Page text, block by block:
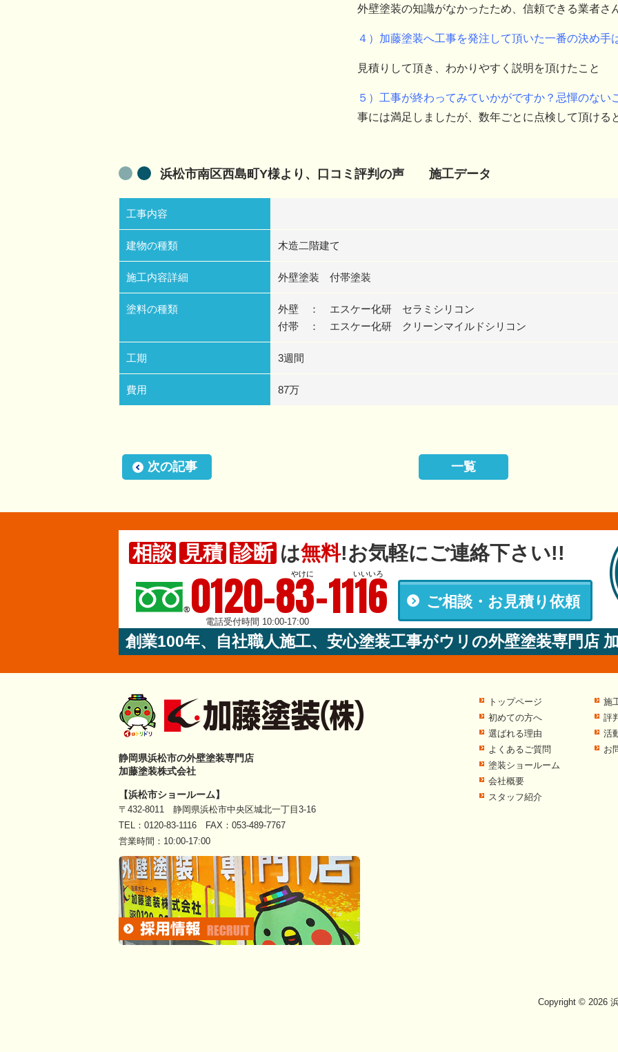
外壁塗装の知識がなかったため、信頼できる業者さ
４）加藤塗装へ工事を発注して頂いた一番の決め手
見積りして頂き、わかりやすく説明を頂けたこと
５）工事が終わってみていかがですか？忌憚のな
事には満足しましたが、数年ごとに点検して頂ける
浜松市南区西島町Y様より、口コミ評判の声 施工データ
工事内容
建物の種類 木造二階建て
施工内容詳細 外壁塗装 付帯塗装
塗料の種類
外壁 ： エスケー化研 セラミシリコン
付帯 ： エスケー化研 クリーンマイルドシリコン
工期 3週間
費用 87万
次の記事 一覧
相談 見積 診断 は無料!お気軽にご連絡下さい!!
やけに いいいろ
0120-83-1116
電話受付時間 10:00-17:00
ご相談・お見積り依頼
創業100年、自社職人施工、安心塗装工事がウリの外壁塗装専門店
静岡県浜松市の外壁塗装専門店
加藤塗装株式会社
【浜松市ショールーム】
〒432-8011 静岡県浜松市中央区城北一丁目3-16
TEL： 0120-83-1116 FAX：053-489-7767
営業時間：10:00-17:00
トップページ
初めての方へ
選ばれる理由
よくあるご質問
塗装ショールーム
会社概要
スタッフ紹介
施
評
活
お
Copyright © 2026